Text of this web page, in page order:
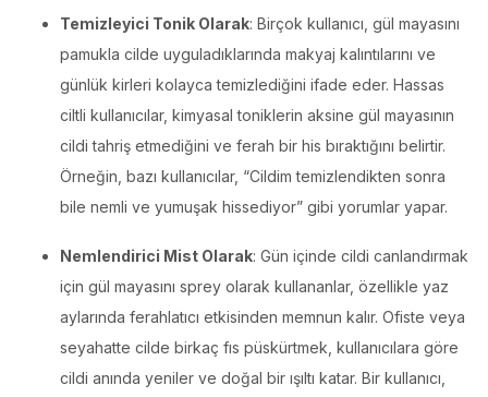
Temizleyici Tonik Olarak: Birçok kullanıcı, gül mayasını
pamukla cilde uyguladıklarında makyaj kalıntılarını ve
günlük kirleri kolayca temizlediğini ifade eder. Hassas
ciltli kullanıcılar, kimyasal toniklerin aksine gül mayasının
cildi tahriş etmediğini ve ferah bir his bıraktığını belirtir.
Örneğin, bazı kullanıcılar, “Cildim temizlendikten sonra
bile nemli ve yumuşak hissediyor” gibi yorumlar yapar.
Nemlendirici Mist Olarak: Gün içinde cildi canlandırmak
için gül mayasını sprey olarak kullananlar, özellikle yaz
aylarında ferahlatıcı etkisinden memnun kalır. Ofiste veya
seyahatte cilde birkaç fıs püskürtmek, kullanıcılara göre
cildi anında yeniler ve doğal bir ışıltı katar. Bir kullanıcı,